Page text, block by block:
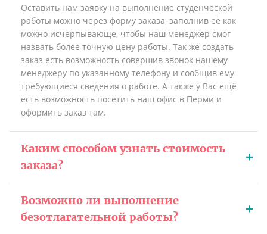
Оставить нам заявку на выполнение студенческой
работы можно через форму заказа, заполнив её как
можно исчерпывающе, чтобы наш менеджер смог
назвать более точную цену работы. Так же создать
заказ есть возможность совершив звонок нашему
менеджеру по указанному телефону и сообщив ему
требующиеся сведения о работе. А также у Вас ещё
есть возможность посетить наш офис в Перми и
оформить заказ там.
Каким способом узнать стоимость
заказа?
Возможно ли выполнение
безотлагательной работы?